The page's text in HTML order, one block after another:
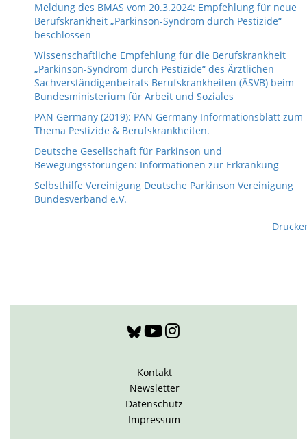
Meldung des BMAS vom 20.3.2024: Empfehlung für neue
Berufskrankheit „Parkinson-Syndrom durch Pestizide“
beschlossen
Wissenschaftliche Empfehlung für die Berufskrankheit
„Parkinson-Syndrom durch Pestizide“ des Ärztlichen
Sachverständigenbeirats Berufskrankheiten (ÄSVB) beim
Bundesministerium für Arbeit und Soziales
PAN Germany (2019): PAN Germany Informationsblatt zum
Thema Pestizide & Berufskrankheiten.
Deutsche Gesellschaft für Parkinson und
Bewegungsstörungen: Informationen zur Erkrankung
Selbsthilfe Vereinigung Deutsche Parkinson Vereinigung
Bundesverband e.V.
Kontakt
Newsletter
Datenschutz
Impressum